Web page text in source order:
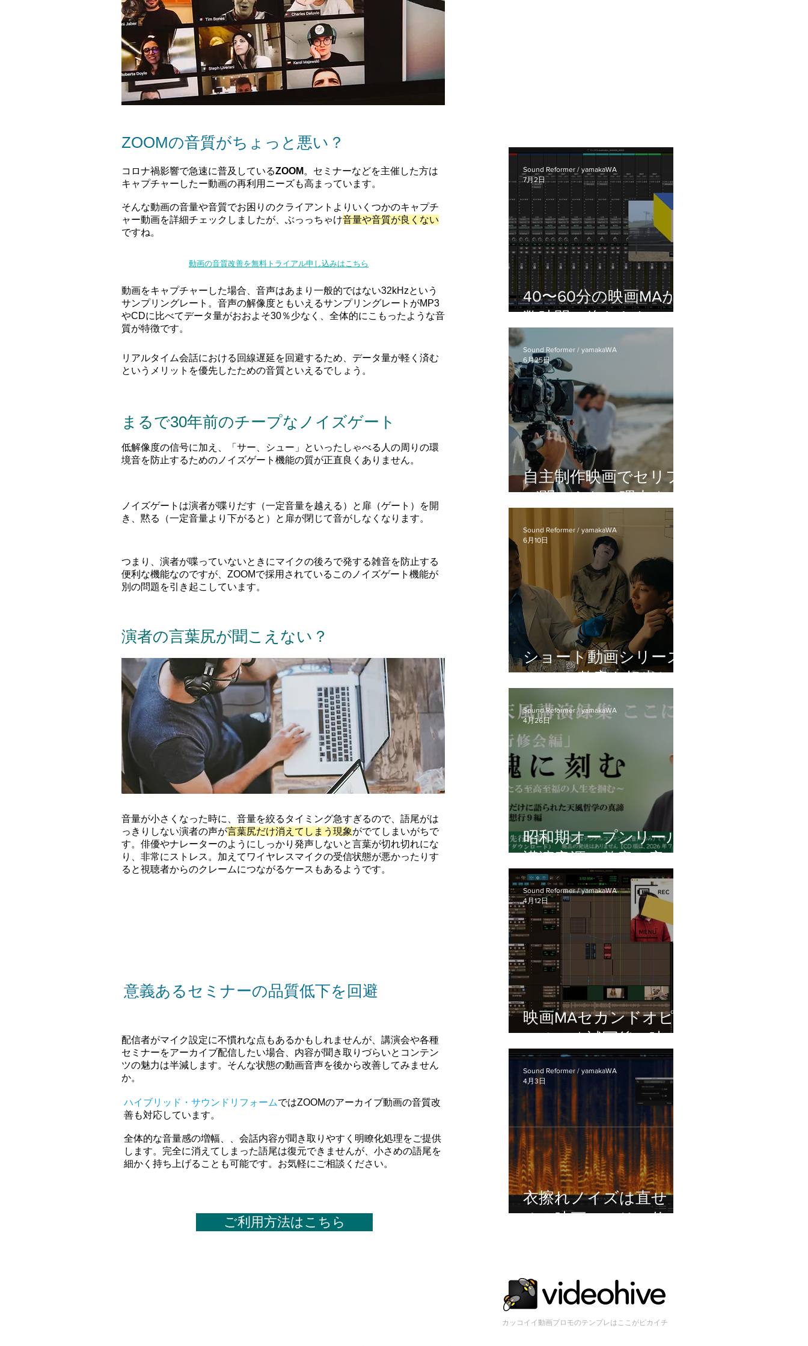
ZOOMの音質がちょっと悪い？
コロナ禍影響で急速に普及しているZOOM 。セミナーなどを主催した方は
キャプチャーしたー動画の再利用ニーズも高まっています。
そんな動画の音量や音質でお困りのクライアントよりいくつかのキャプチ
ャー動画を詳細チェックしましたが、ぶっっちゃけ音量や音質が良くない
ですね。
動画の音質改善を無料トライアル申し込みはこちら
動画をキャプチャーした場合、音声はあまり一般的ではない32kHzという
サンプリングレート。音声の解像度ともいえるサンプリングレートがMP3
やCDに比べてデータ量がおおよそ30％少なく、全体的にこもったような音
質が特徴です。
リアルタイム会話における回線遅延を回避するため、データ量が軽く済む
というメリットを優先したための音質といえるでしょう。
​まるで30年前のチープなノイズゲート
低解像度の信号に加え、「サー、シュー」といったしゃべる人の周りの環
境音を防止するためのノイズゲート機能の質が正直良くありません。
ノイズゲートは演者が喋りだす（一定音量を越える）と扉（ゲート）を開
き、黙る（一定音量より下がると）と扉が閉じて音がしなくなります。
つまり、演者が喋っていないときにマイクの後ろで発する雑音を防止する
便利な機能なのですが、ZOOMで採用されているこのノイズゲート機能が
別の問題を引き起こしています。
演者の言葉尻が聞こえない？
音量が小さくなった時に、音量を絞るタイミング急すぎるので、語尾がは
っきりしない演者の声が言葉尻だけ消えてしまう現象がでてしまいがちで
す。俳優やナレーターのようにしっかり発声しないと言葉が切れ切れにな
り
、非常にストレス。加えてワイヤレスマイクの受信状態が悪かったりす
ると視聴者からのクレームにつながるケースもあるようです。
意義あるセミナーの品質低下を回避
配信者がマイク設定に不慣れな点もあるかもしれませんが、講演会や各種
セミナーをアーカイブ配信したい場合、内容が聞き取りづらいとコンテン
ツの魅力は半減します。そんな状態の動画音声を後から改善してみません
か。
ハイブリッド・サウンドリフォームではZOOMのアーカイブ動画の音質改
善も対応しています。
全体的な音量感の増幅、、会話内容が聞き取りやすく明瞭化処理をご提供
します。完全に消えてしまった語尾は復元できませんが、小さめの語尾を
細かく持ち上げることも可能です。お気軽にご相談ください。
40〜60分の映画MAが
数時間で終わらない理
由｜自主制作映画のMA
作業時間とスケジュー
ル感
Sound Reformer / yamakaWA
7月2日
自主制作映画でセリフ
が聞こえない理由｜役
者の声量差とMAで起
きる問題
Sound Reformer / yamakaWA
6月25日
ショート動画シリーズ
のMA・整音を担当し
ました｜縦型動画でも
音の完成度が印象を変
える
Sound Reformer / yamakaWA
6月10日
昭和期オープンリール
講演音源の整音・音声
修復｜中村天風講演録
集『心魂に刻む』を担
当しました
Sound Reformer / yamakaWA
4月26日
映画MAセカンドオピ
ニオン｜試写後・映画
祭応募前に音の不安が
残る方へ
Sound Reformer / yamakaWA
4月12日
衣擦れノイズは直せ
る？映画のセリフ修復
Sound Reformer / yamakaWA
4月3日
ご利用方法はこちら
カッコイイ動画プロモのテンプレはここがピカイチ